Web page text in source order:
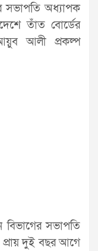
সভাপতি অধ্যাপক
তাঁত বোর্ডের
আয়ুব আলী প্রকল্প
বিভাগের সভাপতি
দুই বছর আগে